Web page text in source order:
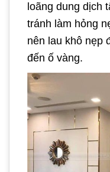
loãng dung dịch
tránh làm hỏng
nên lau khô nẹp
đến ố vàng.